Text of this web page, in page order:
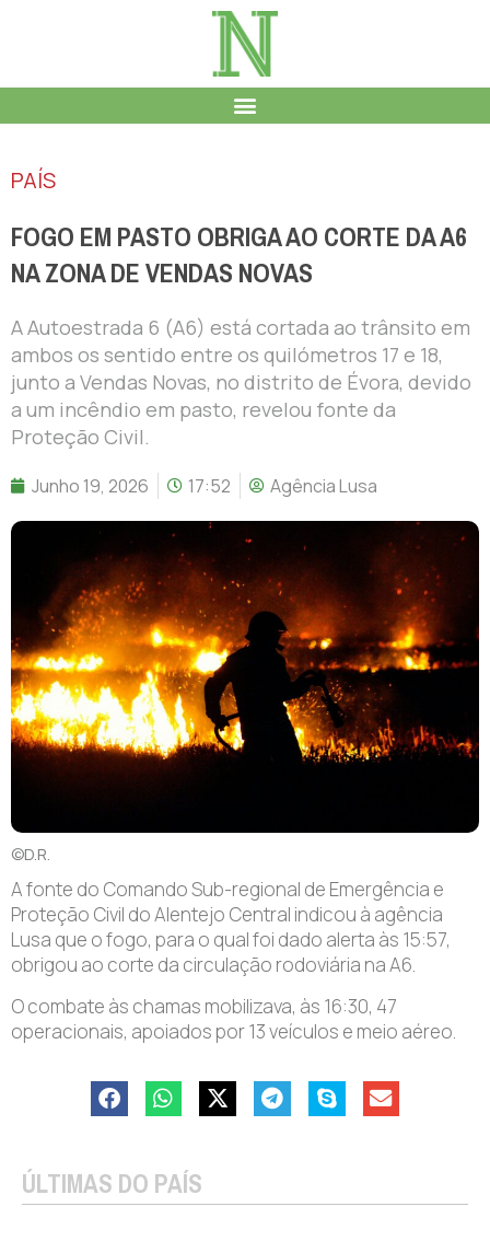
PAÍS
FOGO EM PASTO OBRIGA AO CORTE DA A6
NA ZONA DE VENDAS NOVAS
A Autoestrada 6 (A6) está cortada ao trânsito em
ambos os sentido entre os quilómetros 17 e 18,
junto a Vendas Novas, no distrito de Évora, devido
a um incêndio em pasto, revelou fonte da
Proteção Civil.
Junho 19, 2026 17:52 Agência Lusa
©D.R.
Afonte do Comando Sub-regional de Emergência e
Proteção Civil do Alentejo Central indicou à agência
Lusa que o fogo, para o qual foi dado alerta às 15:57,
obrigou ao corte da circulação rodoviária na A6.
O combate às chamas mobilizava, às 16:30, 47
operacionais, apoiados por 13 veículos e meio aéreo.
ÚLTIMAS DO PAÍS